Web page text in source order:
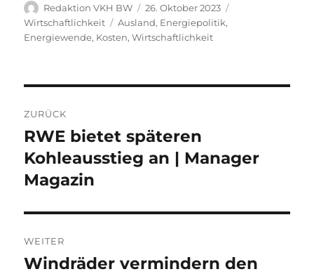
Autor
Redaktion VKH BW
Veröffentlicht
am
26. Oktober 2023
Wirtschaftlichkeit
Schlagwörter
Ausland, Energiepolitik,
Energiewende, Kosten,Wirtschaftlichkeit
ZURÜCK
Vorheriger
Beitrag:
RWE bietet späteren
Kohleausstieg an | Manager
Magazin
WEITER
Nächster
Windräder vermindern den